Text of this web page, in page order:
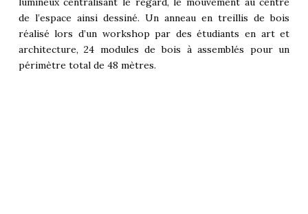
de l’espace ainsi dessiné. Un anneau en treillis de bois
réalisé lors d’un workshop par des étudiants en art et
architecture, 24 modules de bois à assemblés pour un
périmètre total de 48 mètres.